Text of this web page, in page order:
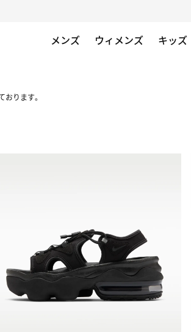
メンズ ウィメンズ キッズ
ります。